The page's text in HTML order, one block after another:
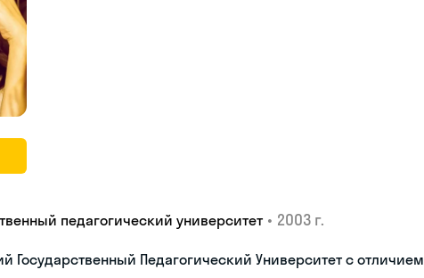
педагогический университет • 2003 г.
Государственный Педагогический Университет с отличием